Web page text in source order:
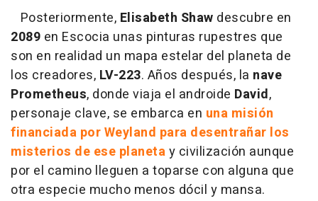
Posteriormente, Elisabeth Shaw descubre en
2089 en Escocia unas pinturas rupestres que
son en realidad un mapa estelar del planeta de
los creadores, LV-223. Años después, la nave
Prometheus, donde viaja el androide David,
personaje clave, se embarca en una misión
financiada por Weyland para desentrañar los
misterios de ese planetay civilización aunque
por el camino lleguen a toparse con alguna que
otra especie mucho menos dócil y mansa.